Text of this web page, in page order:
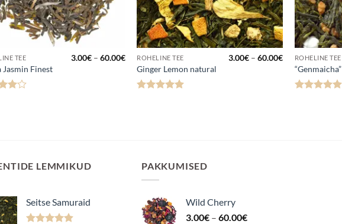
TEE
Jasmin Finest
3.00€ – 60.00€Hinnavahemik:
3.00€
kuni
60.00€
ROHELINE TEE
Ginger Lemon natural
3.00€ – 60.00€Hinnavahemik:
3.00€
kuni
60.00€
ROHELINE TEE
“Genmaicha”
LEMMIKUD
Seitse Samuraid
PAKKUMISED
Wild Cherry
3.00€ – 60.00€Hinnavahemik: